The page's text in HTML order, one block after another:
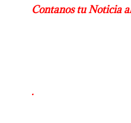
Contanos tu Noticia
.